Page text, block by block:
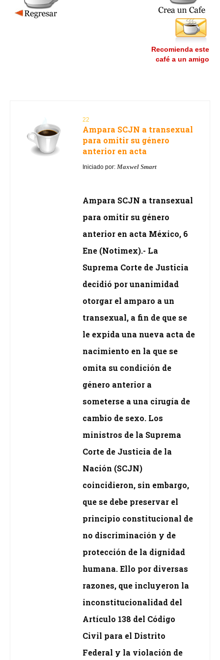
Recomienda este
café a un amigo
22
Ampara SCJN a transexual
para omitir su género
anterior en acta
Iniciado por: Maxwel Smart
Ampara SCJN a transexual
para omitir su género
anterior en acta México, 6
Ene (Notimex).- La
Suprema Corte de Justicia
decidió por unanimidad
otorgar el amparo a un
transexual, a fin de que se
le expida una nueva acta de
nacimiento en la que se
omita su condición de
género anterior a
someterse a una cirugía de
cambio de sexo. Los
ministros de la Suprema
Corte de Justicia de la
Nación (SCJN)
coincidieron, sin embargo,
que se debe preservar el
principio constitucional de
no discriminación y de
protección de la dignidad
humana. Ello por diversas
razones, que incluyeron la
inconstitucionalidad del
Artículo 138 del Código
Civil para el Distrito
Federal y la violación de